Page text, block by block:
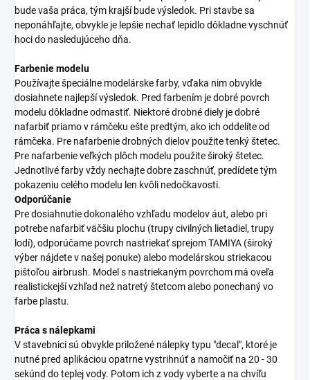
bude vaša práca, tým krajší bude výsledok. Pri stavbe sa
neponáhľajte, obvykle je lepšie nechať lepidlo dôkladne vyschnúť
hoci do nasledujúceho dňa.
Farbenie modelu
Používajte špeciálne modelárske farby, vďaka nim obvykle
dosiahnete najlepší výsledok. Pred farbením je dobré povrch
modelu dôkladne odmastiť. Niektoré drobné diely je dobré
nafarbiť priamo v rámčeku ešte predtým, ako ich oddelíte od
rámčeka. Pre nafarbenie drobných dielov použite tenký štetec.
Pre nafarbenie veľkých plôch modelu použite široký štetec.
Jednotlivé farby vždy nechajte dobre zaschnúť, predídete tým
pokazeniu celého modelu len kvôli nedočkavosti.
Odporúčanie
Pre dosiahnutie dokonalého vzhľadu modelov áut, alebo pri
potrebe nafarbiť väčšiu plochu (trupy civilných lietadiel, trupy
lodí), odporúčame povrch nastriekať sprejom TAMIYA (široký
výber nájdete v našej ponuke) alebo modelárskou striekacou
pištoľou airbrush. Model s nastriekaným povrchom má oveľa
realistickejší vzhľad než natretý štetcom alebo ponechaný vo
farbe plastu.
Práca s nálepkami
V stavebnici sú obvykle priložené nálepky typu "decal", ktoré je
nutné pred aplikáciou opatrne vystrihnúť a namočiť na 20 - 30
sekúnd do teplej vody. Potom ich z vody vyberte a na chvíľu